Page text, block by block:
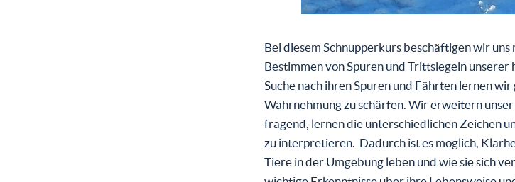
Bei diesem Schnupperkurs beschäftigen wir
Bestimmen von Spuren und Trittsiegeln
Suche nach ihren Spuren und Fährten lernen
Wahrnehmung zu schärfen. Wir erweitern
fragend, lernen die unterschiedlichen Zeichen
zu interpretieren. Dadurch ist es möglich,
Tiere in der Umgebung leben und wie sie sich